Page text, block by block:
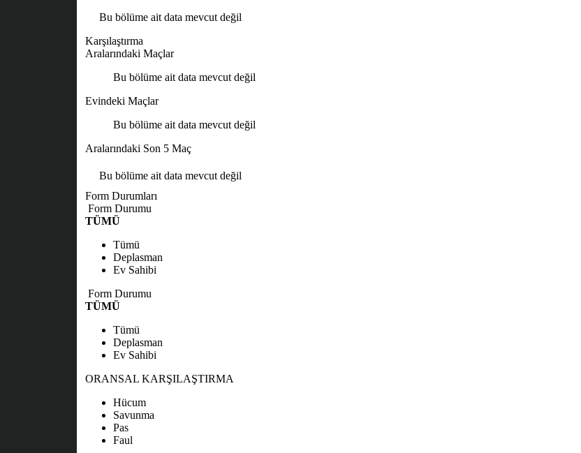
Bu bölüme ait data mevcut değil
Karşılaştırma
Aralarındaki Maçlar
Bu bölüme ait data mevcut değil
Evindeki Maçlar
Bu bölüme ait data mevcut değil
Aralarındaki Son 5 Maç
Bu bölüme ait data mevcut değil
Form Durumları
Form Durumu
TÜMÜ
Tümü
Deplasman
Ev Sahibi
Form Durumu
TÜMÜ
Tümü
Deplasman
Ev Sahibi
ORANSAL KARŞILAŞTIRMA
Hücum
Savunma
Pas
Faul